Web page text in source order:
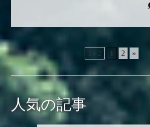
1 / 2 1 2 »
人気の記事